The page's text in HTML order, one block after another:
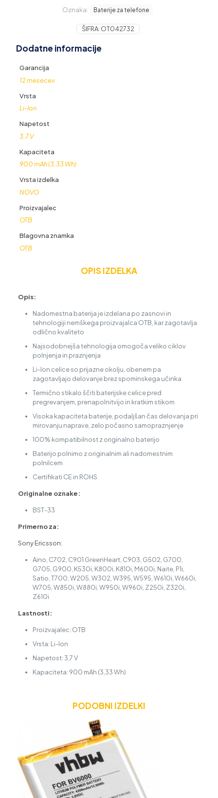
T700
W950i,
mAh
količina
Oznaka: Baterije za telefone
ŠIFRA: OT042732
Dodatne informacije
Garancija
12 mesecev
Vrsta
Li-Ion
Napetost
3,7 V
Kapaciteta
900 mAh (3,33 Wh)
Vrsta izdelka
NOVO
Proizvajalec
OTB
Blagovna znamka
OTB
OPIS IZDELKA
Opis:
Nadomestna baterija je izdelana po zasnovi in
tehnologiji nemškega proizvajalca OTB, kar zagotavlja
odlično kvaliteto
Najsodobnejša tehnologija omogoča veliko ciklov
polnjenja in praznjenja
Li-Ion celice so prijazne okolju, obenem pa
zagotavljajo delovanje brez spominskega učinka
Termično stikalo ščiti baterijske celice pred
pregrevanjem, prenapolnitvijo in kratkim stikom
Visoka kapaciteta baterije, podaljšan čas delovanja pri
mirovanju naprave, zelo počasno samopraznjenje
100% kompatibilnost z originalno baterijo
Baterijo polnimo z originalnim ali nadomestnim
polnilcem
Certifikati CE in ROHS
Originalne oznake:
BST-33
Primerno za:
Sony Ericsson:
Aino, C702, C901 GreenHeart, C903, G502, G700,
G705, G900, K530i, K800i, K810i, M600i, Naite, P1i,
Satio, T700, W205, W302, W395, W595, W610i, W660i,
W705, W850i, W880i, W950i, W960i, Z250i, Z320i,
Z610i
Lastnosti:
Proizvajalec: OTB
Vrsta: Li-Ion
Napetost: 3,7 V
Kapaciteta: 900 mAh (3,33 Wh)
PODOBNI IZDELKI